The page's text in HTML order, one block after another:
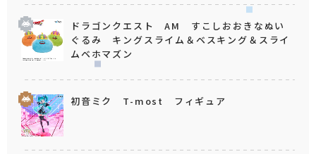
ドラゴンクエスト AM すこしおおきなぬい
ぐるみ キングスライム＆ベスキング＆スライ
ムベホマズン
初音ミク T-most フィギュア